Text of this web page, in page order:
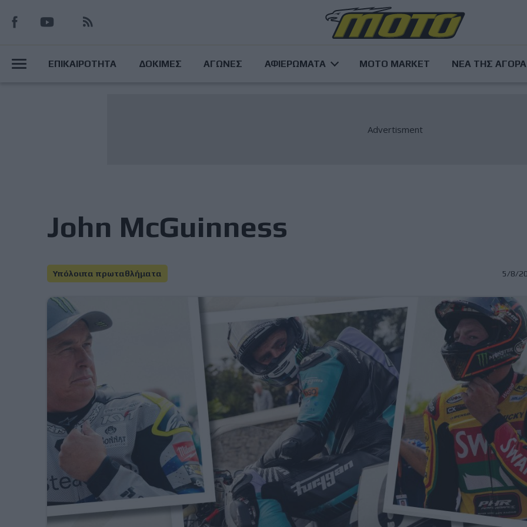
προς
κυρίως
MainΕΠΙΚΑΙΡΟΤΗΤΑ ΔΟΚΙΜΕΣ ΑΓΩΝΕΣ ΑΦΙΕΡΩΜΑΤΑ MOTO MARKET ΝΕΑ ΤΗΣ
John McGuinness
Υπόλοιπα πρωταθλήματα 5/8/